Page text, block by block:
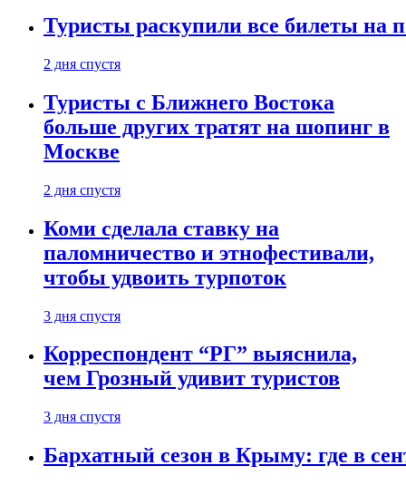
Туристы раскупили все билеты на
2 дня спустя
Туристы с Ближнего Востока
больше других тратят на шопинг в
Москве
2 дня спустя
Коми сделала ставку на
паломничество и этнофестивали,
чтобы удвоить турпоток
3 дня спустя
Корреспондент “РГ” выяснила,
чем Грозный удивит туристов
3 дня спустя
Бархатный сезон в Крыму: где в